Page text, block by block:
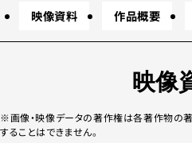
映像資料 作品概要
映像
画像・映像データの著作権は各著作物の
することはできません。
上演年代